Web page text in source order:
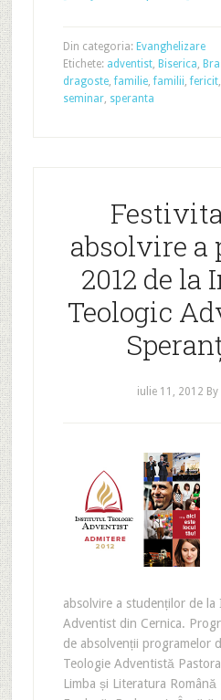
Din categoria: Evanghelizare
Etichete: adventist, Biserica,
dragoste,familie,familii,fericit,
seminar, speranta
absolvire a
2012 de
Teologic
iulie 11, 2012 By
absolvire a studenților de
Adventist din Cernica.
de absolvenții programelor
Teologie Adventistă
Limba și Literatura